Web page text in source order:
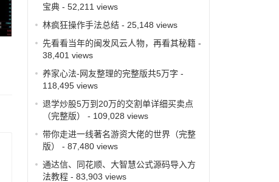
宝典- 52,211 views
林疯狂操作手法总结- 25,148 views
先看看当年的闽发风云人物，再看其秘籍-
38,401 views
养家心法-网友整理的完整版共5万字 -
118,495 views
退学炒股5万到20万的交割单详细买卖点
（完整版）
- 109,028 views
带你走进一线著名游资大佬的世界（完整
版）
- 87,480 views
通达信、同花顺、大智慧公式源码导入方
法教程- 83,903 views